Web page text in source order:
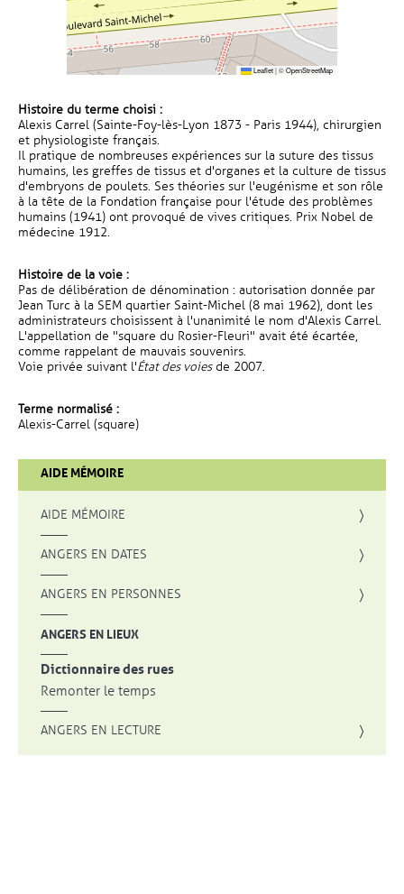
Leaflet|©OpenStreetMap
Histoire du terme choisi :
Alexis Carrel (Sainte-Foy-lès-Lyon 1873 - Paris 1944), chirurgien
et physiologiste français.
Il pratique de nombreuses expériences sur la suture des tissus
humains, les greffes de tissus et d'organes et la culture de tissus
d'embryons de poulets. Ses théories sur l'eugénisme et son rôle
à la tête de la Fondation française pour l'étude des problèmes
humains (1941) ont provoqué de vives critiques. Prix Nobel de
médecine 1912.
Histoire de la voie :
Pas de délibération de dénomination : autorisation donnée par
Jean Turc à la SEM quartier Saint-Michel (8 mai 1962), dont les
administrateurs choisissent à l'unanimité le nom d'Alexis Carrel.
L'appellation de "square du Rosier-Fleuri" avait été écartée,
comme rappelant de mauvais souvenirs.
Voie privée suivant l'État des voiesde 2007.
Terme normalisé :
Alexis-Carrel (square)
AIDE MÉMOIRE
AIDE MÉMOIRE
ANGERS EN DATES
ANGERS EN PERSONNES
ANGERS EN LIEUX
Dictionnaire des rues
Remonter le temps
ANGERS EN LECTURE